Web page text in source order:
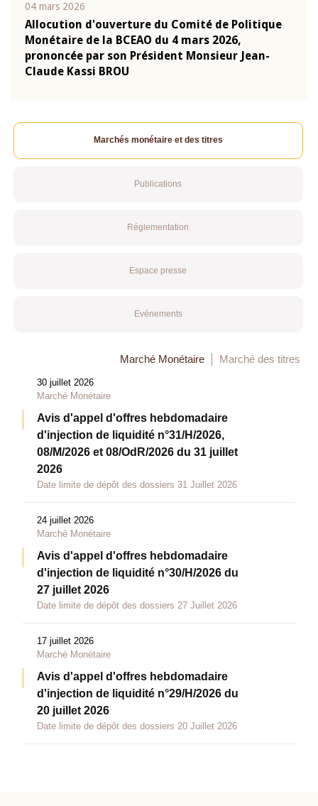
04 mars 2026
Allocution d'ouverture du Comité de Politique
Monétaire de la BCEAO du 4 mars 2026,
prononcée par son Président Monsieur Jean-
Claude Kassi BROU
Marchés monétaire et des titres
Publications
Réglementation
Espace presse
Evénements
Marché Monétaire Marché des titres
30 juillet 2026
Marché Monétaire
Avis d'appel d'offres hebdomadaire
d'injection de liquidité n°31/H/2026,
08/M/2026 et 08/OdR/2026 du 31 juillet
2026
Date limite de dépôt des dossiers 31 Juillet 2026
24 juillet 2026
Marché Monétaire
Avis d'appel d'offres hebdomadaire
d'injection de liquidité n°30/H/2026 du
27 juillet 2026
Date limite de dépôt des dossiers 27 Juillet 2026
17 juillet 2026
Marché Monétaire
Avis d'appel d'offres hebdomadaire
d'injection de liquidité n°29/H/2026 du
20 juillet 2026
Date limite de dépôt des dossiers 20 Juillet 2026